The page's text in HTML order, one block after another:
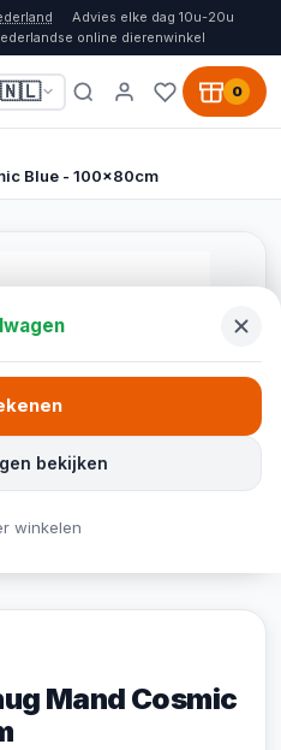
Advies elke dag 10u-20u
online dierenwinkel
🇳🇱 0
Blue - 100x80cm
Mand Cosmic
bekijken
winkelen